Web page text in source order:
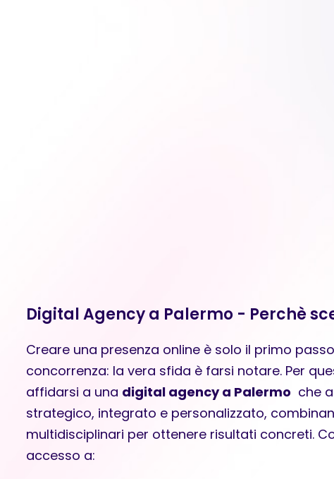
Digital Agency a Palermo - Perchè
Creare una presenza online è solo il primo
concorrenza: la vera sfida è farsi notare. Per
affidarsi a una digital agency a Palermo che
strategico, integrato e personalizzato,
multidisciplinari per ottenere risultati concreti.
accesso a: